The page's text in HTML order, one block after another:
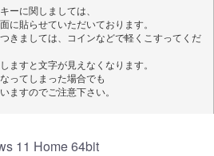
ーに関しましては、
に貼らせていただいております。
きましては、コインなどで軽くこすってくだ
ますと文字が見えなくなります。
ってしまった場合でも
ますのでご注意下さい。
11 Home 64bit